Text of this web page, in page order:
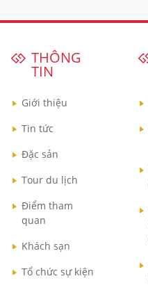
THÔNG
TIN
Giới thiệu
Tin tức
Đặc sản
Tour du lịch
Điểm tham
quan
Khách sạn
Tổ chức sự kiện